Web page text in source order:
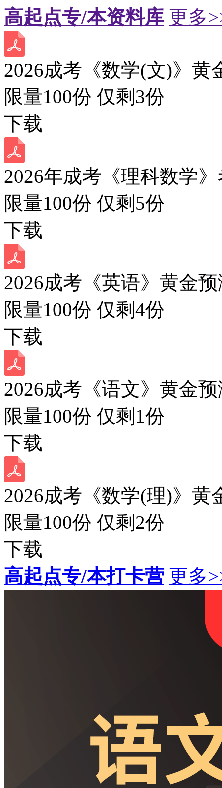
高起点专/本资料库 更多
2026成考《数学(文)》黄
限量100份 仅剩 3份
下载
2026年成考《理科数学
限量100份 仅剩 5份
下载
2026成考《英语》黄金
限量100份 仅剩4份
下载
2026成考《语文》黄金
限量100份 仅剩 1份
下载
2026成考《数学(理)》黄
限量100份 仅剩 2份
下载
高起点专/本打卡营 更多